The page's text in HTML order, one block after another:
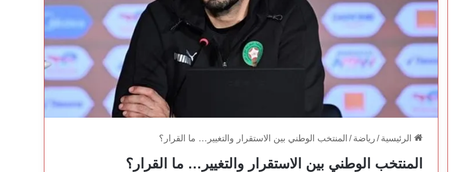
الرئيسية / رياضة / المنتخب الوطني بين الاستقرار والتغيير… ما القرار؟
المنتخب الوطني بين الاستقرار والتغيير… ما القرار؟